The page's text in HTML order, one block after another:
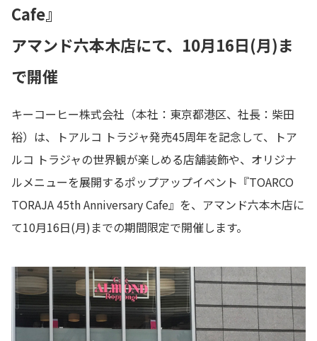
Cafe』
アマンド六本木店にて、10月16日(月)ま
で開催
キーコーヒー株式会社（本社：東京都港区、社長：柴田
裕）は、トアルコ トラジャ発売45周年を記念して、トア
ルコ トラジャの世界観が楽しめる店舗装飾や、オリジナ
ルメニューを展開するポップアップイベント『TOARCO
TORAJA 45th Anniversary Cafe』を、アマンド六本木店に
て10月16日(月)までの期間限定で開催します。